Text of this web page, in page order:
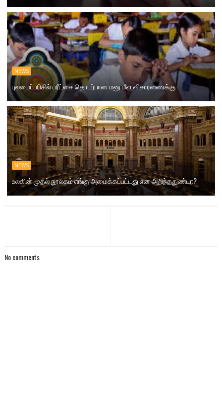
NEWS
புலமைப்பரிசில் பரீட்சை தொடர்பான மனு மீள விசாரணைக்கு
NEWS
உலகின் முதல் நூலகம் எங்கு அமைக்கப்பட்டது என அறிந்ததுண்டா?
No comments